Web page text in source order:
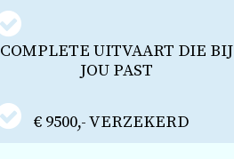
COMPLETE UITVAART DIE BIJ
JOU PAST
€ 9500,- VERZEKERD